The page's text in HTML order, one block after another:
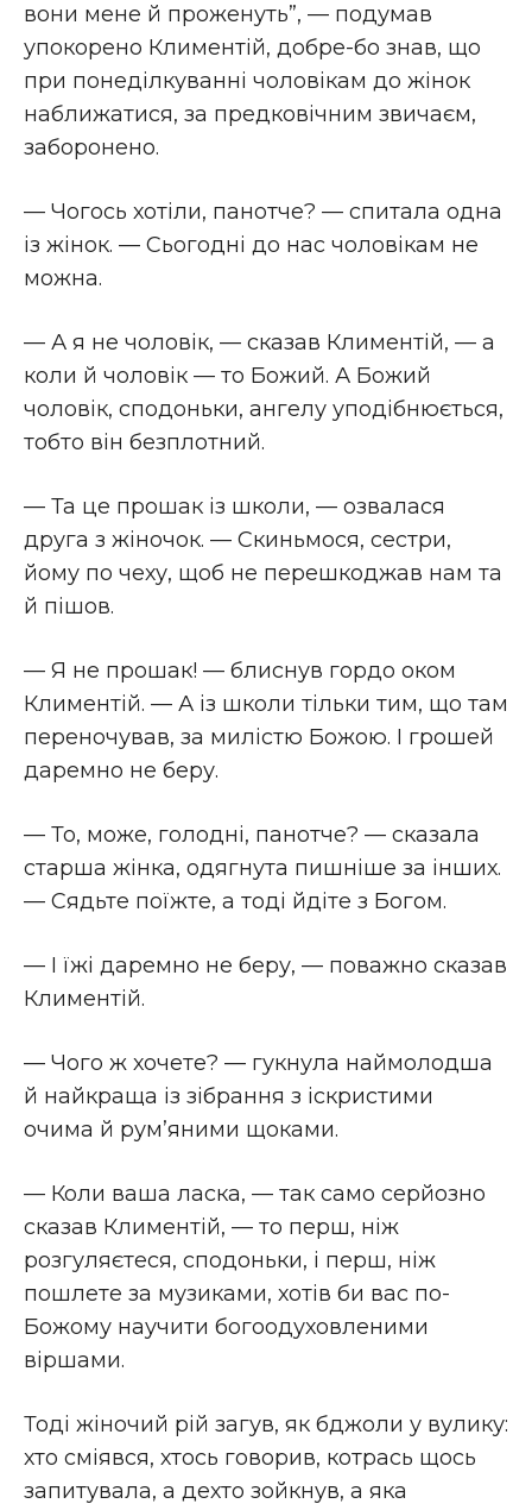
вони мене й проженуть”, — подумав
упокорено Климентій, добре-бо знав, що
при понеділкуванні чоловікам до жінок
наближатися, за предковічним звичаєм,
заборонено.
— Чогось хотіли, панотче? — спитала одна
із жінок. — Сьогодні до нас чоловікам не
можна.
— А я не чоловік, — сказав Климентій, — а
коли й чоловік — то Божий. А Божий
чоловік, сподоньки, ангелу уподібнюється,
тобто він безплотний.
— Та це прошак із школи, — озвалася
друга з жіночок. — Скиньмося, сестри,
йому по чеху, щоб не перешкоджав нам та
й пішов.
— Я не прошак! — блиснув гордо оком
Климентій. — А із школи тільки тим, що там
переночував, за милістю Божою. І грошей
даремно не беру.
— То, може, голодні, панотче? — сказала
старша жінка, одягнута пишніше за інших.
— Сядьте поїжте, а тоді йдіте з Богом.
— І їжі даремно не беру, — поважно сказав
Климентій.
— Чого ж хочете? — гукнула наймолодша
й найкраща із зібрання з іскристими
очима й рум’яними щоками.
— Коли ваша ласка, — так само серйозно
сказав Климентій, — то перш, ніж
розгуляєтеся, сподоньки, і перш, ніж
пошлете за музиками, хотів би вас по-
Божому научити богоодуховленими
віршами.
Тоді жіночий рій загув, як бджоли у вулику:
хто сміявся, хтось говорив, котрась щось
запитувала, а дехто зойкнув, а яка